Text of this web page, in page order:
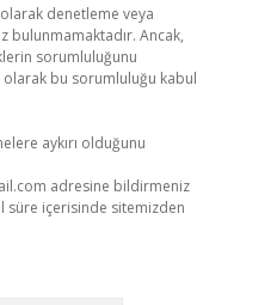
denetleme veya
bulunmamaktadır. Ancak,
sorumluluğunu
olarak bu sorumluluğu kabul
aykırı olduğunu
adresine bildirmeniz
süre içerisinde sitemizden